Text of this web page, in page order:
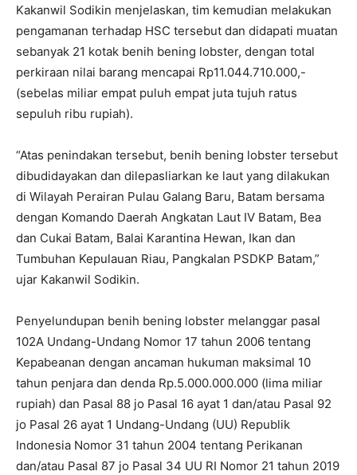
Kakanwil Sodikin menjelaskan, tim kemudian melakukan
pengamanan terhadap HSC tersebut dan didapati muatan
sebanyak 21 kotak benih bening lobster, dengan total
perkiraan nilai barang mencapai Rp11.044.710.000,-
(sebelas miliar empat puluh empat juta tujuh ratus
sepuluh ribu rupiah).
“Atas penindakan tersebut, benih bening lobster tersebut
dibudidayakan dan dilepasliarkan ke laut yang dilakukan
di Wilayah Perairan Pulau Galang Baru, Batam bersama
dengan Komando Daerah Angkatan Laut IV Batam, Bea
dan Cukai Batam, Balai Karantina Hewan, Ikan dan
Tumbuhan Kepulauan Riau, Pangkalan PSDKP Batam,”
ujar Kakanwil Sodikin.
Penyelundupan benih bening lobster melanggar pasal
102A Undang-Undang Nomor 17 tahun 2006 tentang
Kepabeanan dengan ancaman hukuman maksimal 10
tahun penjara dan denda Rp.5.000.000.000 (lima miliar
rupiah) dan Pasal 88 jo Pasal 16 ayat 1 dan/atau Pasal 92
jo Pasal 26 ayat 1 Undang-Undang (UU) Republik
Indonesia Nomor 31 tahun 2004 tentang Perikanan
dan/atau Pasal 87 jo Pasal 34 UU RI Nomor 21 tahun 2019